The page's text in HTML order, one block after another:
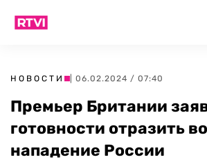
НОВОСТИ | 06.02.2024 / 07:40
Премьер Британии
готовности отразить
нападение России